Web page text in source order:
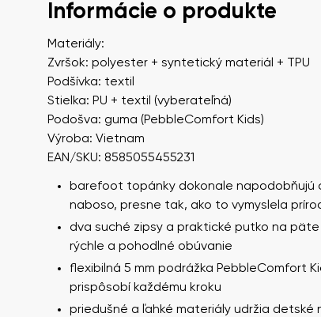
Informácie o produkte
Materiály:
Zvršok: polyester + syntetický materiál + TPU
Podšívka: textil
Stielka: PU + textil (vyberateľná)
Podošva: guma (PebbleComfort Kids)
Výroba: Vietnam
EAN/SKU: 8585055455231
barefoot topánky dokonale napodobňujú
naboso, presne tak, ako to vymyslela
dva suché zipsy a praktické putko na päte
rýchle a pohodlné obúvanie
flexibilná 5 mm podrážka PebbleComfort
prispôsobí každému kroku
priedušné a ľahké materiály udržia detské